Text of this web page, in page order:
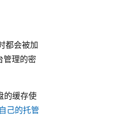
都会被加
管理的密
的缓存使
己的托管